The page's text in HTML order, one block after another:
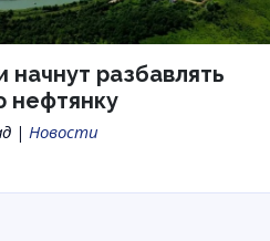
начнут разбавлять
нефтянку
| Новости